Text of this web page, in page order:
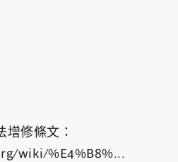
修條文：
wiki/%E4%B8%...